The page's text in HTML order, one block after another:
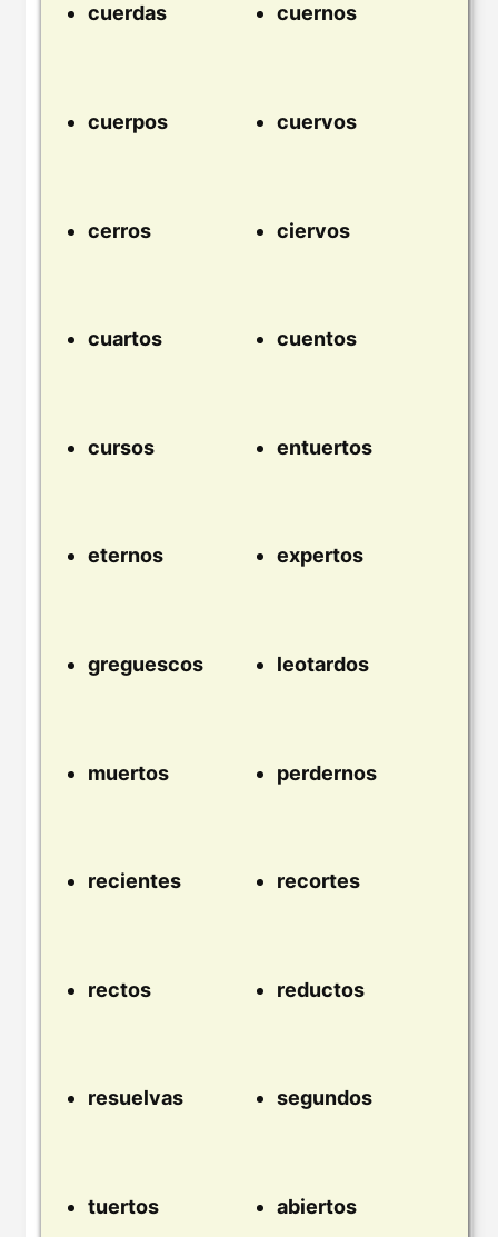
cuerdas cuernos
cuerpos cuervos
cerros ciervos
cuartos cuentos
cursos entuertos
eternos expertos
greguescos leotardos
muertos perdernos
recientes recortes
rectos reductos
resuelvas segundos
tuertos abiertos